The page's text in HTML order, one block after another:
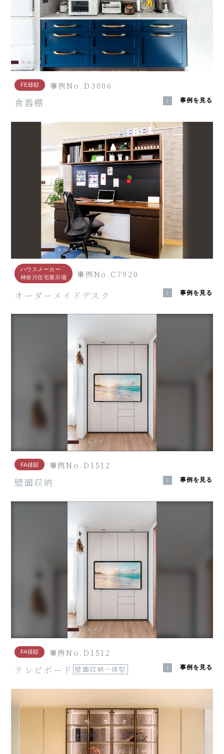
FE様邸 事例No.D3006
食器棚 事例を見る
ハウスメーカー
神奈川住宅展示場
事例No.C7920
オーダーメイドデスク 事例を見る
FA様邸 事例No.D1512
壁面収納 事例を見る
FA様邸 事例No.D1512
テレビボード 壁面収納一体型 事例を見る